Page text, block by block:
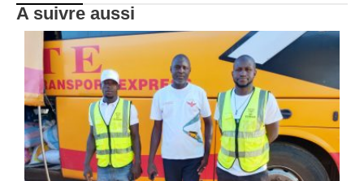
A suivre aussi